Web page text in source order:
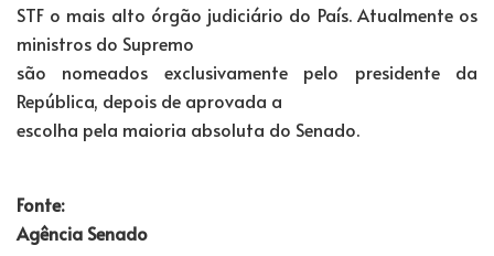
STF o mais alto órgão judiciário do País. Atualmente os
ministros do Supremo
são nomeados exclusivamente pelo presidente da
República, depois de aprovada a
escolha pela maioria absoluta do Senado.
Fonte:
Agência Senado